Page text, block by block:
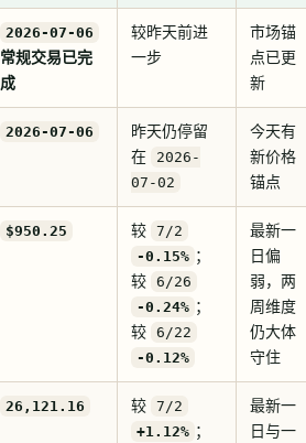
2026-07-06
常规交易已完
成
较昨天前进
一步
市场锚
点已更
新
2026-07-06
昨天仍停留
在
2026-
07-02
今天有
新价格
锚点
$950.25 较
7/2
-0.15% ；
较
6/26
-0.24% ；
较
6/22
-0.12%
最新一
日偏
弱，两
周维度
仍大体
守住
26,121.16 较
7/2
+1.12% ；
最新一
日与一